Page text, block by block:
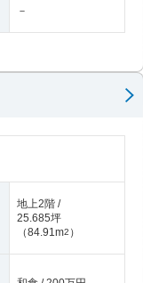
－
地上2階 /
25.685坪
（84.91m2 ）